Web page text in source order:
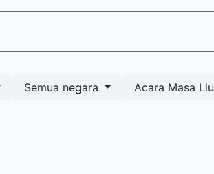
Semua negara Acara Masa Llu